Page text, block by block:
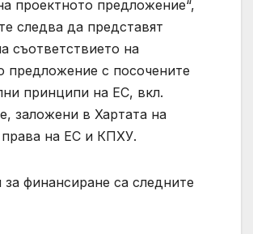
проектното предложение“,
следва да представят
съответствието на
предложение с посочените
принципи на ЕС, вкл.
заложени в Хартата на
на ЕС и КПХУ.
финансиране са следните